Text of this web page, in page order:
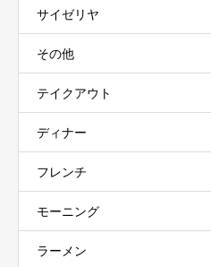
サイゼリヤ
その他
テイクアウト
ディナー
フレンチ
モーニング
ラーメン